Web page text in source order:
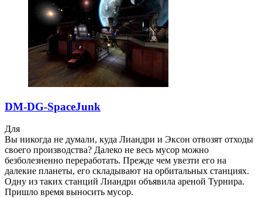
DM-DG-SpaceJunk
Для
Вы никогда не думали, куда Лиандри и Эксон отвозят отходы
своего производства? Далеко не весь мусор можно
безболезненно переработать. Прежде чем увезти его на
далекие планеты, его складывают на орбитальных станциях.
Одну из таких станций Лиандри объявила ареной Турнира.
Пришло время выносить мусор.